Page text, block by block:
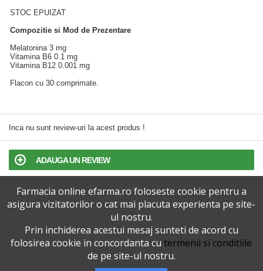
STOC EPUIZAT
Compozitie si Mod de Prezentare
Melatonina 3 mg
Vitamina B6 0.1 mg
Vitamina B12 0.001 mg
Flacon cu 30 comprimate.
Inca nu sunt review-uri la acest produs !
ADAUGA UN REVIEW
TERMENI SI CONDITII
POLITICA DE CONFIDENTIALITATE
VERSIUNEA DESKTOP
Farmacia online efarma.ro foloseste cookie pentru a
asigura vizitatorilor o cat mai placuta experienta pe site-
ul nostru.
Prin inchiderea acestui mesaj sunteti de acord cu
folosirea cookie in concordanta cu termenii si conditiile
de pe site-ul nostru.